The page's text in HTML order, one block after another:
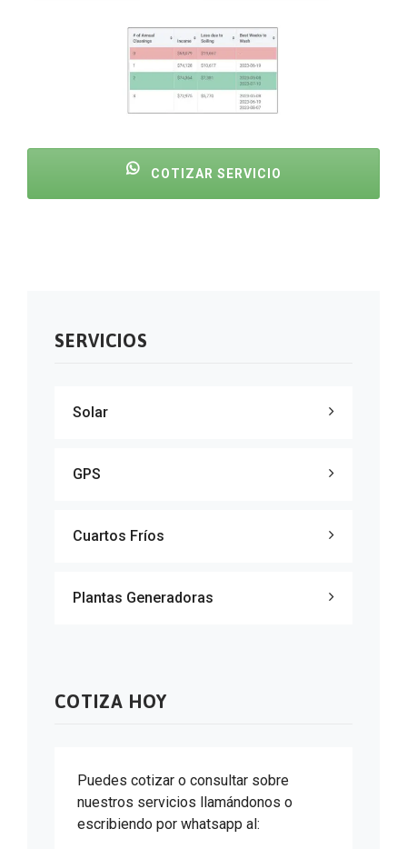
COTIZAR SERVICIO
SERVICIOS
Solar
GPS
Cuartos Fríos
Plantas Generadoras
COTIZA HOY
Puedes cotizar o consultar sobre
nuestros servicios llamándonos o
escribiendo por whatsapp al: